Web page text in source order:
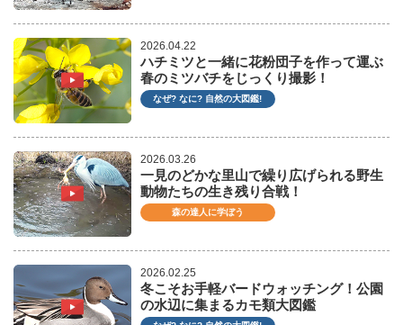
2026.04.22
ハチミツと一緒に花粉団子を作って運ぶ
春のミツバチをじっくり撮影！
なぜ? なに? 自然の大図鑑!
2026.03.26
一見のどかな里山で繰り広げられる野生
動物たちの生き残り合戦！
森の達人に学ぼう
2026.02.25
冬こそお手軽バードウォッチング！公園
の水辺に集まるカモ類大図鑑